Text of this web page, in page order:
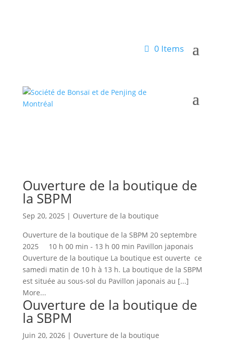
0 Items
Ouverture de la boutique de
la SBPM
Sep 20, 2025 | Ouverture de la boutique
Ouverture de la boutique de la SBPM 20 septembre
2025 10 h 00 min - 13 h 00 min Pavillon japonais
Ouverture de la boutique La boutique est ouverte ce
samedi matin de 10 h à 13 h. La boutique de la SBPM
est située au sous-sol du Pavillon japonais au [...]
More...
Ouverture de la boutique de
la SBPM
Juin 20, 2026| Ouverture de la boutique